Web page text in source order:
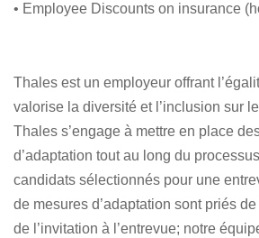
• Employee Discounts on insurance
Thales est un employeur offrant
valorise la diversité et l’inclusion sur
Thales s’engage à mettre en place
d’adaptation tout au long du
candidats sélectionnés pour une
de mesures d’adaptation sont priés
de l’invitation à l’entrevue; notre